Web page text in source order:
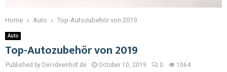
Home Auto Top-Autozubehör von 2019
Auto
Top-Autozubehör von 2019
Published by Der-ideenhof.de October 10, 2019 0 1064